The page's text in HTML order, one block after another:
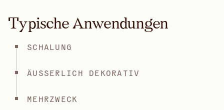
Typische Anwendungen
SCHALUNG
ÄUSSERLICH DEKORATIV
MEHRZWECK